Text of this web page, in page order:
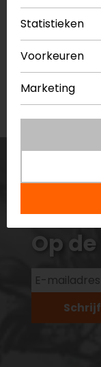
Lindstrands
Op
Statistieken
Voorkeuren
Marketing